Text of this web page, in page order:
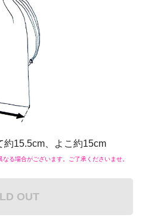
約15.5cm、よこ約15cm
る場合がございます。ご了承くださいませ。
OUT